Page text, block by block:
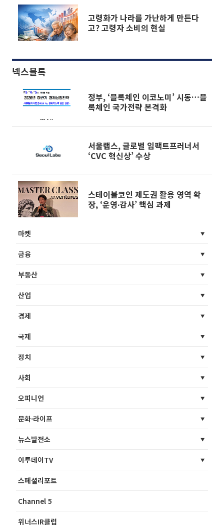
고령화가 나라를 가난하게 만든다
고? 고령자 소비의 현실
넥스블록
정부, ‘블록체인 이코노미’ 시동…블
록체인 국가전략 본격화
서울랩스, 글로벌 임팩트프러너서
‘CVC 혁신상’ 수상
스테이블코인 제도권 활용 영역 확
장, ‘운영∙감사’ 핵심 과제
마켓
금융
부동산
산업
경제
국제
정치
사회
오피니언
문화·라이프
뉴스발전소
이투데이TV
스페셜리포트
Channel 5
위너스IR클럽